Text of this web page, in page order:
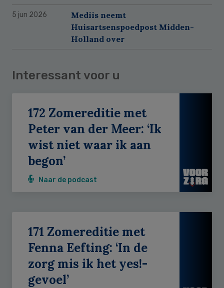
5 jun 2026
Mediis neemt
Huisartsenspoedpost Midden-
Holland over
Interessant voor u
172 Zomereditie met
Peter van der Meer: ‘Ik
wist niet waar ik aan
begon’
Naar de podcast
171 Zomereditie met
Fenna Eefting: ‘In de
zorg mis ik het yes!-
gevoel’